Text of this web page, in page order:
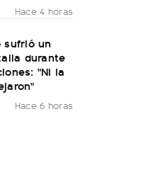
Hace 4 horas
sufrió un
durante
"Ni la
Hace 6 horas